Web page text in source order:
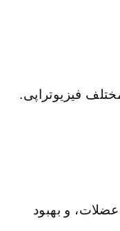
فیزیوتراپی.
و بهبود